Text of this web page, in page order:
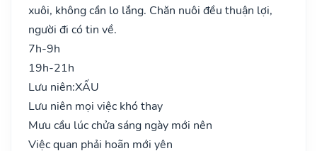
xuôi, không cần lo lắng. Chăn nuôi đều thuận lợi,
người đi có tin về.
7h-9h
19h-21h
Lưu niên:XẤU
Lưu niên mọi việc khó thay
Mưu cầu lúc chửa sáng ngày mới nên
Việc quan phải hoãn mới yên